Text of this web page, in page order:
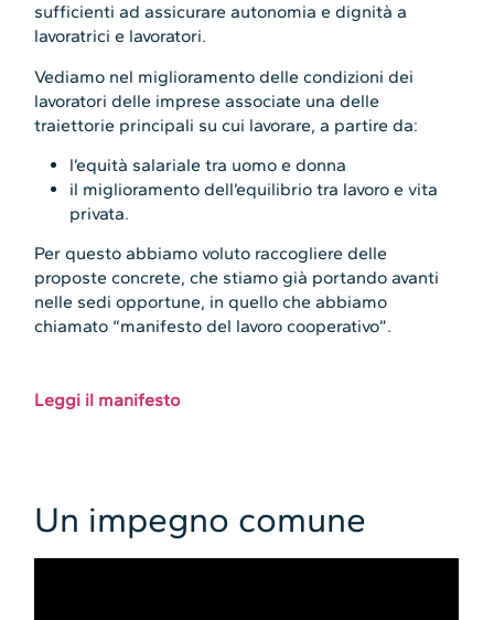
sufficienti ad assicurare autonomia e dignità a
lavoratrici e lavoratori.
Vediamo nel miglioramento delle condizioni dei
lavoratori delle imprese associate una delle
traiettorie principali su cui lavorare, a partire da:
l’equità salariale tra uomo e donna
il miglioramento dell’equilibrio tra lavoro e vita
privata.
Per questo abbiamo voluto raccogliere delle
proposte concrete, che stiamo già portando avanti
nelle sedi opportune, in quello che abbiamo
chiamato “manifesto del lavoro cooperativo”.
Leggi il manifesto
Un impegno comune